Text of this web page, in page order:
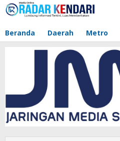
Lewati
ke
Beranda Daerah Metro